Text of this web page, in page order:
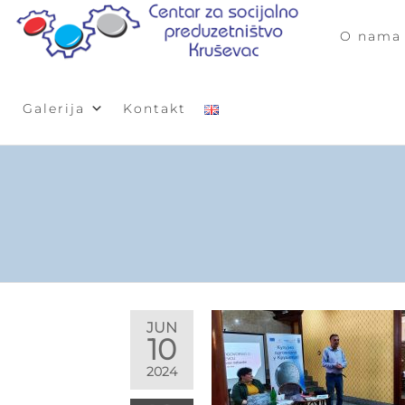
Skip
Razvoj
O nama
Galerija Kontakt
JUN
10
2024